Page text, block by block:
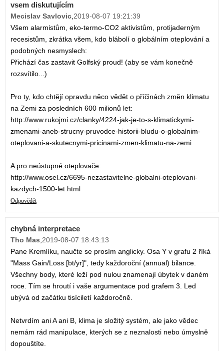
vsem diskutujícím
Mecislav Savlovic,2019-08-07 19:21:39
Všem alarmistům, eko-termo-CO2 aktivistům, protijaderným
recesistům, zkrátka všem, kdo blábolí o globálním oteplování a
podobných nesmyslech:
Přichází čas zastavit Golfský proud! (aby se vám konečně
rozsvítilo...)
Pro ty, kdo chtějí opravdu něco vědět o příčinách změn klimatu
na Zemi za posledních 600 milionů let:
http://www.rukojmi.cz/clanky/4224-jak-je-to-s-klimatickymi-
zmenami-aneb-strucny-pruvodce-historii-bludu-o-globalnim-
oteplovani-a-skutecnymi-pricinami-zmen-klimatu-na-zemi
A pro neústupné oteplovače:
http://www.osel.cz/6695-nezastavitelne-globalni-oteplovani-
kazdych-1500-let.html
Odpovědět
chybná interpretace
Tho Mas,2019-08-07 18:43:13
Pane Kremlíku, naučte se prosím anglicky. Osa Y v grafu 2 říká
"Mass Gain/Loss [bt/yr]", tedy každoroční (annual) bilance.
Všechny body, které leží pod nulou znamenají úbytek v daném
roce. Tím se hroutí i vaše argumentace pod grafem 3. Led
ubývá od začátku tisíciletí každoročně.
Netvrdím ani A ani B, klima je složitý systém, ale jako vědec
nemám rád manipulace, kterých se z neznalosti nebo úmyslně
dopouštíte.